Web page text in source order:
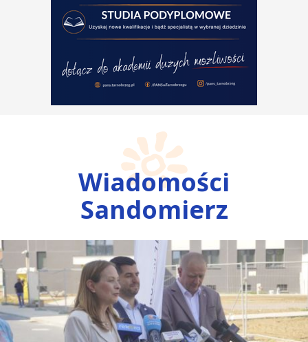
Wiadomości
Sandomierz